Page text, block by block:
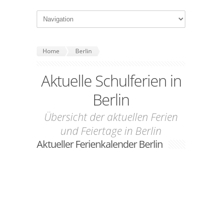
Home Berlin
Aktuelle Schulferien in
Berlin
Übersicht der aktuellen Ferien
und Feiertage in Berlin
Aktueller Ferienkalender Berlin